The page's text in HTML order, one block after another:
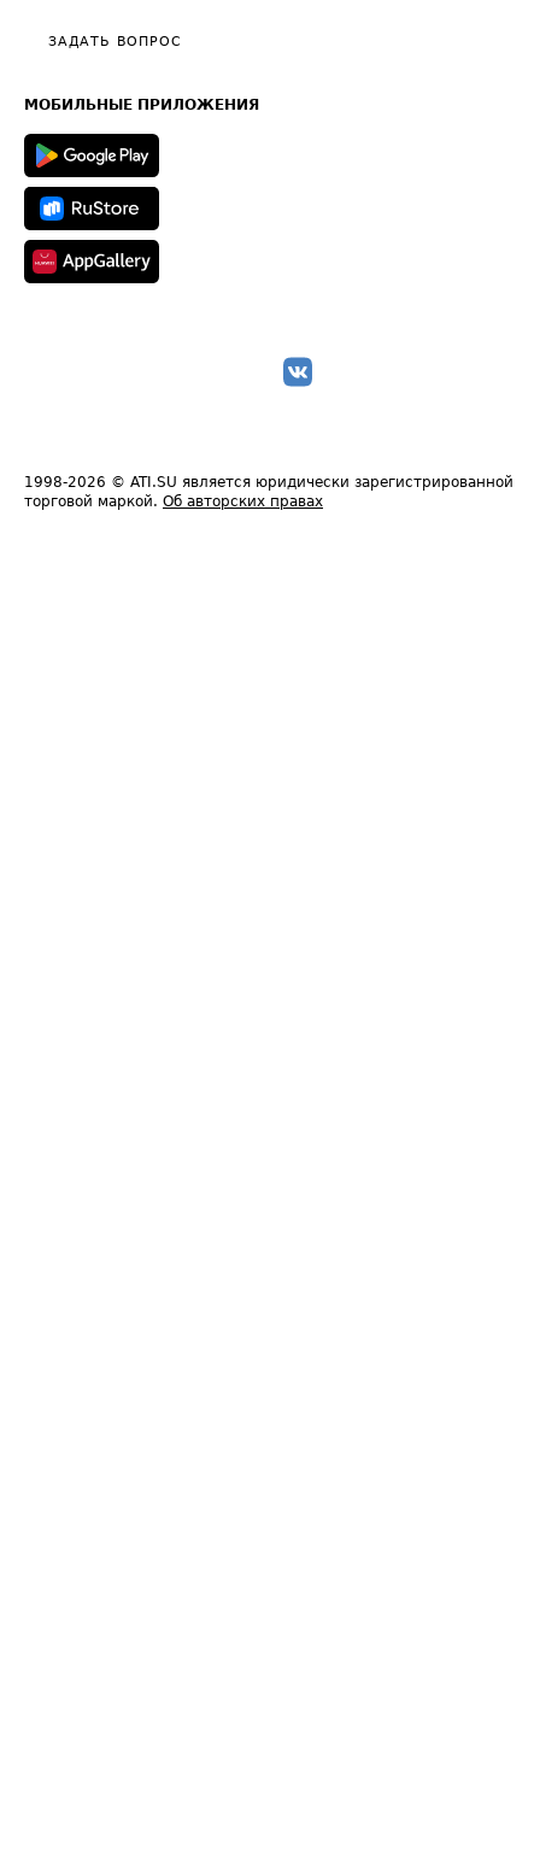
Общие положения
Полезное по перевозкам
Техническая информация
ЗАДАТЬ ВОПРОС
МОБИЛЬНЫЕ ПРИЛОЖЕНИЯ
1998-2026 © ATI.SU является юридически зарегистрированной
торговой маркой. Об авторских правах